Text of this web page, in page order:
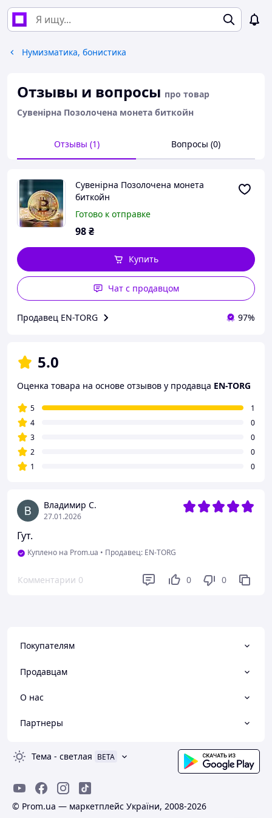
Нумизматика, бонистика
Отзывы и вопросы про товар
Сувенірна Позолочена монета биткойн
Отзывы (1) Вопросы (0)
Владимир С.
27.01.2026
Гут.
Куплено на Prom.ua • Продавец: EN-TORG
Комментарии 0 0 0
Сувенірна Позолочена монета
биткойн
Готово к отправке
98₴
Купить
Чат с продавцом
Продавец EN-TORG 97%
5.0
Оценка товара на основе отзывов у продавца EN-TORG
5
1
4
0
3
0
2
0
1
0
Покупателям
Продавцам
О нас
Партнеры
Тема - светлая BETA
© Prom.ua — маркетплейс України, 2008-2026